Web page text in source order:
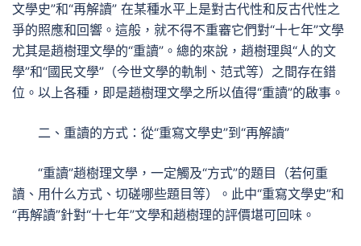
文學史”和“再解讀” 在某種水平上是對古代性和反古代性之
爭的照應和回響。這般，就不得不重審它們對“十七年”文學
尤其是趙樹理文學的“重讀”。總的來說，趙樹理與“人的文
學”和“國民文學”（今世文學的軌制、范式等）之間存在錯
位。以上各種，即是趙樹理文學之所以值得“重讀”的啟事。
二、重讀的方式：從“重寫文學史”到“再解讀”
“重讀”趙樹理文學，一定觸及“方式”的題目（若何重
讀、用什么方式、切磋哪些題目等）。此中“重寫文學史”和
“再解讀”針對“十七年”文學和趙樹理的評價堪可回味。